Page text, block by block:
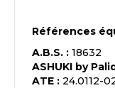
Références
A.B.S. : 18632
ASHUKI by
ATE : 24.0112-